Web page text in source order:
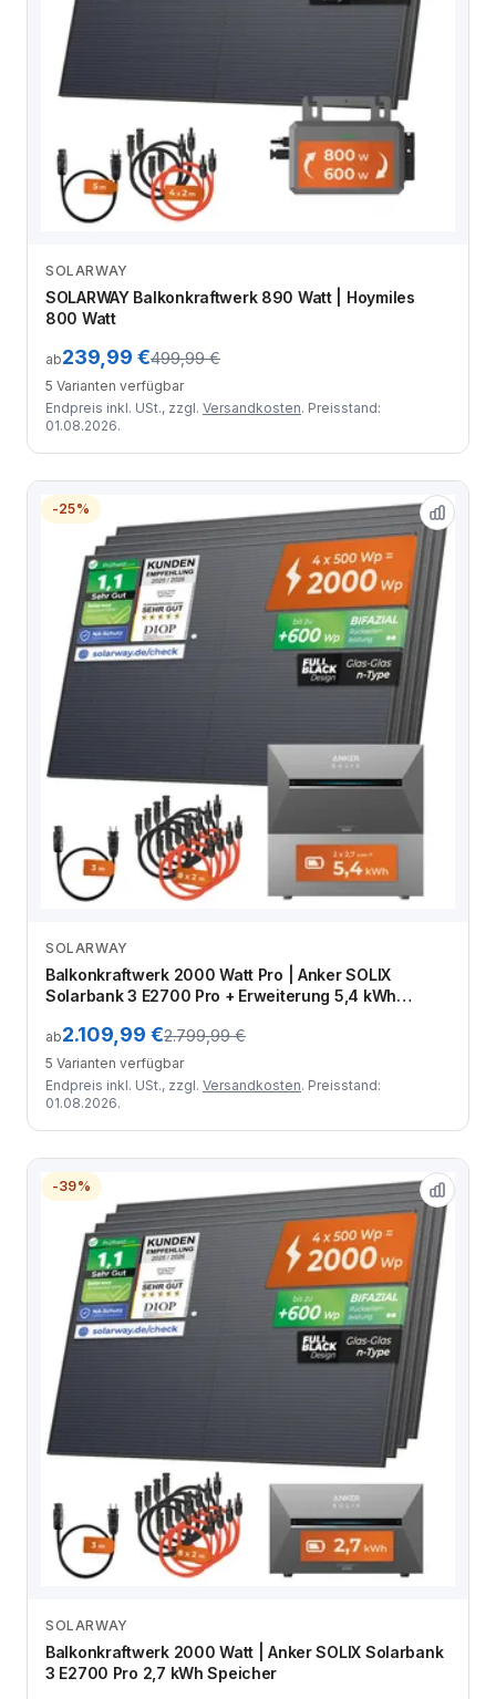
SOLARWAY
SOLARWAY Balkonkraftwerk 890 Watt | Hoymiles
800 Watt
ab239,99 €499,99 €
5 Varianten verfügbar
Endpreis inkl. USt., zzgl. Versandkosten. Preisstand:
01.08.2026.
-25%
SOLARWAY
Balkonkraftwerk 2000 Watt Pro | Anker SOLIX
Solarbank 3 E2700 Pro + Erweiterung 5,4 kWh
ab2.109,99 €2.799,99 €
5 Varianten verfügbar
Endpreis inkl. USt., zzgl. Versandkosten. Preisstand:
01.08.2026.
-39%
SOLARWAY
Balkonkraftwerk 2000 Watt | Anker SOLIX Solarbank
3 E2700 Pro 2,7 kWh Speicher